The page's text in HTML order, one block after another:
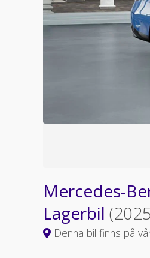
Mercedes-
Lagerbil
Denna bil finns på